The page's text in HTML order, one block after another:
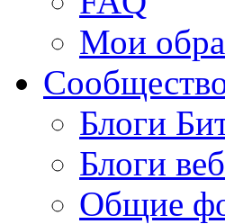
Мои
Блоги
Блоги
Общие